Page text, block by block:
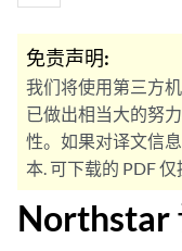
免责声明:
我们将使用第三方
已做出相当大的努
性。如果对译文信
本. 可下载的 PDF
Northstar